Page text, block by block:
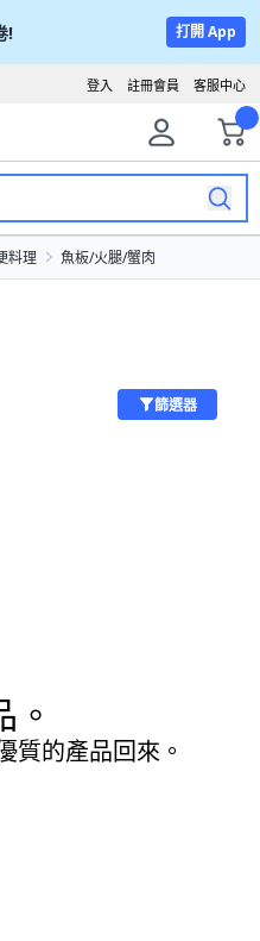
! 打開 App
客服中心
註冊會員
登入
料理 魚板/火腿/蟹肉
篩選器
質的產品回來。